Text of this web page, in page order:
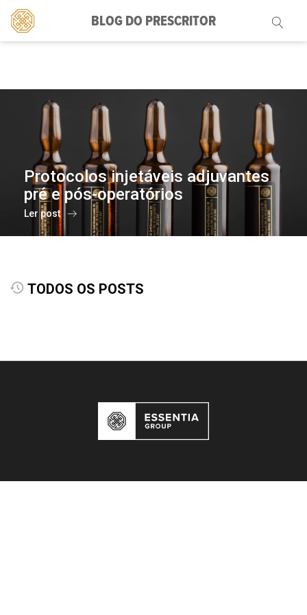
BLOG DO PRESCRITOR
Pesquisar
por:
Protocolos injetáveis adjuvantes
pré e pós-operatórios
Ler post
TODOS OS POSTS